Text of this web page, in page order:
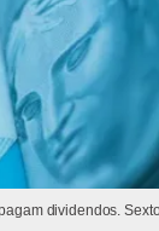
dividendos.